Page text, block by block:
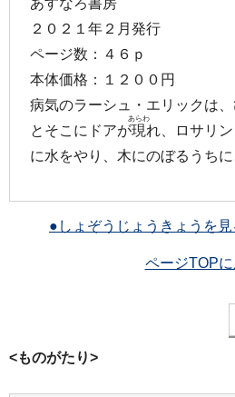
あすなろ書房
２０２１年２月発行
ページ数：４６ｐ
本体価格：１２００円
病気のラーシュ・エリックは
とそこにドアが現
あらわ
れ、ロサリ
に水をやり、木にのぼるうち
●しょぞうじょうきょうを見
ページTOPに
<ものがたり>